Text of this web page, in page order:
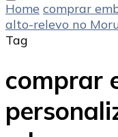
Home comprar
alto-relevo no
Tag
comprar